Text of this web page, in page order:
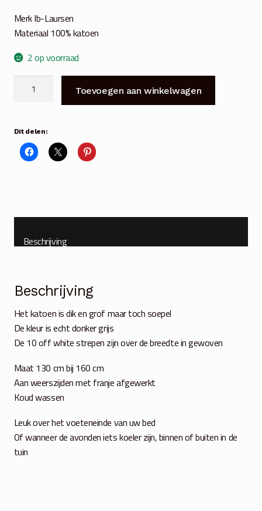
Merk Ib-Laursen
Materiaal 100% katoen
2 op voorraad
antraciet
off
white
streepje
Toevoegen aan winkelwagen
Dit delen:
Beschrijving
Beschrijving
Het katoen is dik en grof maar toch soepel
De kleur is echt donker grijs
De 10 off white strepen zijn over de breedte in gewoven
Maat 130 cm bij 160 cm
Aan weerszijden met franje afgewerkt
Koud wassen
Leuk over het voeteneinde van uw bed
Of wanneer de avonden iets koeler zijn, binnen of buiten in de
tuin